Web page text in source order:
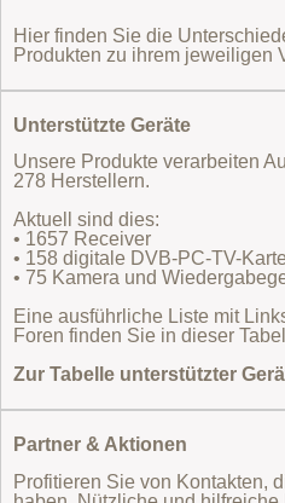
Hier finden Sie die
Produkten zu ihrem jeweiligen
Unterstützte Geräte
Unsere Produkte verarbeiten
278 Herstellern.
Aktuell sind dies:
• 1657 Receiver
• 158 digitale DVB-PC-TV-
• 75 Kamera und
Eine ausführliche Liste mit
Foren finden Sie in dieser
Zur Tabelle unterstützter
Partner & Aktionen
Profitieren Sie von Kontakten,